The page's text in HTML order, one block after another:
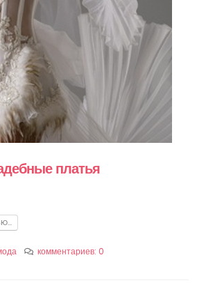
платья
комментариев: 0